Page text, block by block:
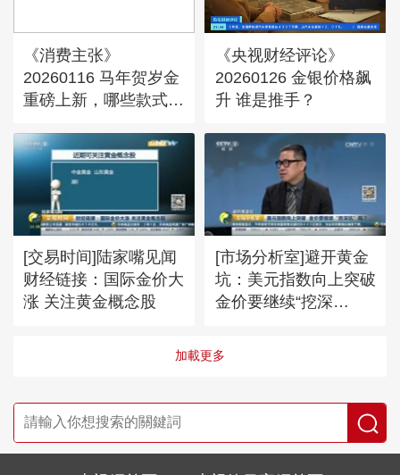
《消费主张》
20260116 马年贺岁金
重磅上新，哪些款式值
《央视财经评论》
20260126 金银价格飙
升 谁是推手？
[交易时间]陆家嘴见闻
财经链接：国际金价大
涨 关注黄金概念股
[市场分析室]避开黄金
坑：美元指数向上突破
金价要继续“挖深
加載更多